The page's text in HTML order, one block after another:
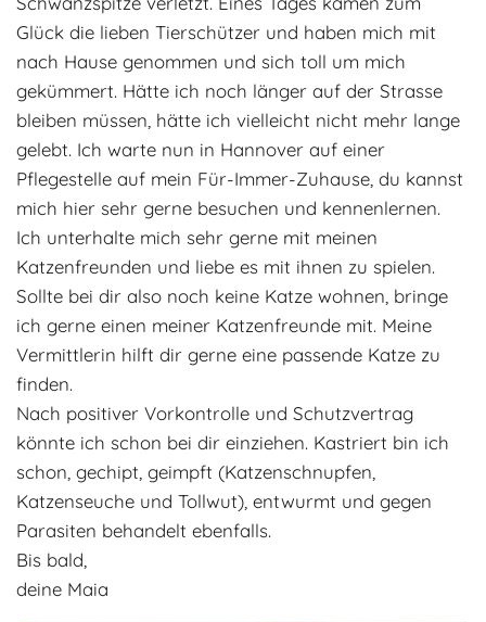
Glück die lieben Tierschützer und haben mich mit
nach Hause genommen und sich toll um mich
gekümmert. Hätte ich noch länger auf der Strasse
bleiben müssen, hätte ich vielleicht nicht mehr lange
gelebt. Ich warte nun in Hannover auf einer
Pflegestelle auf mein Für-Immer-Zuhause, du kannst
mich hier sehr gerne besuchen und kennenlernen.
Ich unterhalte mich sehr gerne mit meinen
Katzenfreunden und liebe es mit ihnen zu spielen.
Sollte bei dir also noch keine Katze wohnen, bringe
ich gerne einen meiner Katzenfreunde mit. Meine
Vermittlerin hilft dir gerne eine passende Katze zu
finden.
Nach positiver Vorkontrolle und Schutzvertrag
könnte ich schon bei dir einziehen. Kastriert bin ich
schon, gechipt, geimpft (Katzenschnupfen,
Katzenseuche und Tollwut), entwurmt und gegen
Parasiten behandelt ebenfalls.
Bis bald,
deine Maia